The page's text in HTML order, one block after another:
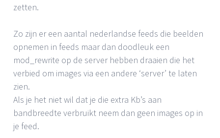
zetten.
Zo zijn er een aantal nederlandse feeds die beelden
opnemen in feeds maar dan doodleuk een
mod_rewrite op de server hebben draaien die het
verbied om images via een andere ‘server’ te laten
zien.
Als je het niet wil dat je die extra Kb’s aan
bandbreedte verbruikt neem dan geen images op in
je feed.